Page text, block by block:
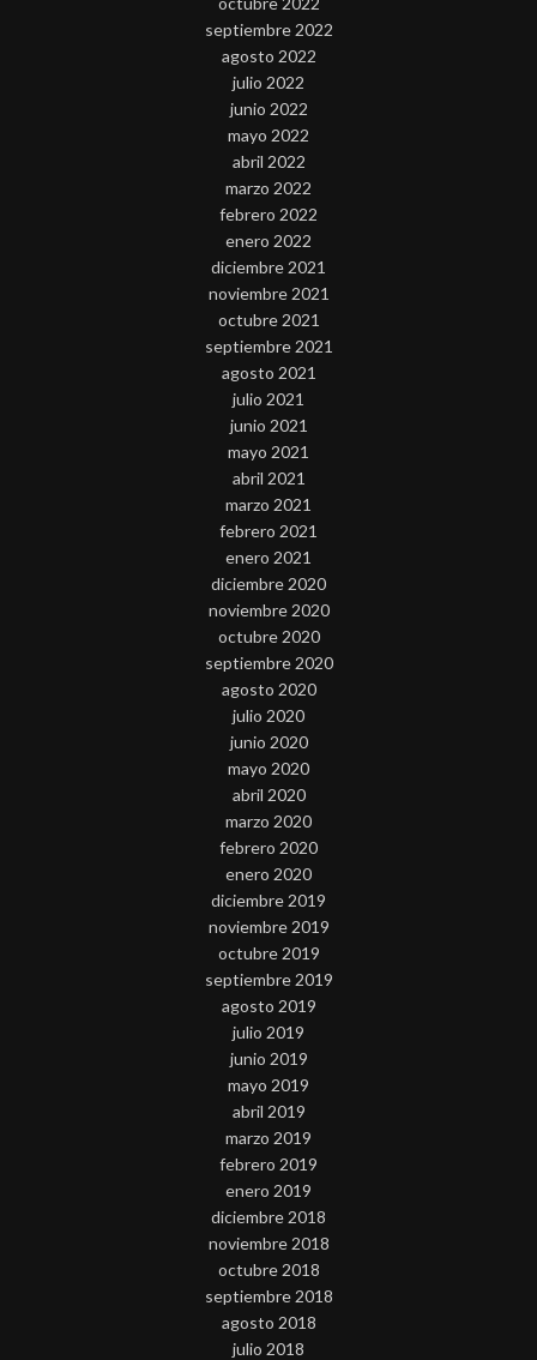
septiembre 2022
agosto 2022
julio 2022
junio 2022
mayo 2022
abril 2022
marzo 2022
febrero 2022
enero 2022
diciembre 2021
noviembre 2021
octubre 2021
septiembre 2021
agosto 2021
julio 2021
junio 2021
mayo 2021
abril 2021
marzo 2021
febrero 2021
enero 2021
diciembre 2020
noviembre 2020
octubre 2020
septiembre 2020
agosto 2020
julio 2020
junio 2020
mayo 2020
abril 2020
marzo 2020
febrero 2020
enero 2020
diciembre 2019
noviembre 2019
octubre 2019
septiembre 2019
agosto 2019
julio 2019
junio 2019
mayo 2019
abril 2019
marzo 2019
febrero 2019
enero 2019
diciembre 2018
noviembre 2018
octubre 2018
septiembre 2018
agosto 2018
julio 2018